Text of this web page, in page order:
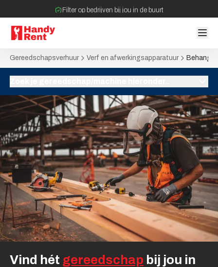
Filter op bedrijven bij jou in de buurt
Geen tussenpartijen bij verhuurovereenkomst
Gereedschapsverhuur Verf en afwerkingsapparatuur
Vind hét gereedschap bij jou in